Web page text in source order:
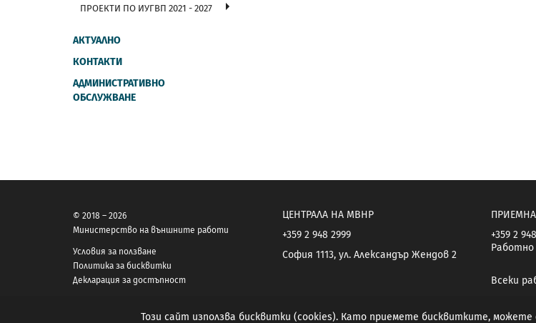
ПРОЕКТИ ПО ИУГВП 2021 - 2027
АКТУАЛНО
КОНТАКТИ
АДМИНИСТРАТИВНО
ОБСЛУЖВАНЕ
© 2018 – 2026
Министерство на външните работи
Условия за ползване
Политика за бисквитки
Декларация за достъпност
ЦЕНТРАЛА НА МВНР
+359 2 948 2999
София 1113, ул. Александър Жендов 2
+359 2
Работно
Всеки
Този сайт използва бисквитки (cookies). Като приемете бисквитките,